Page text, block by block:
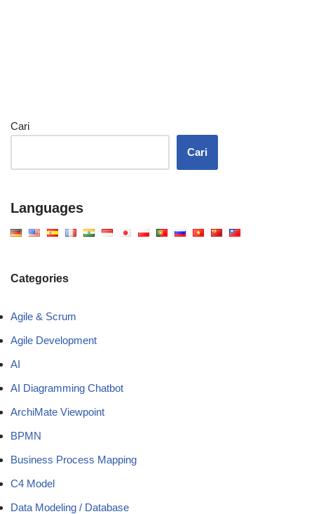
Cari
Cari
Languages
Categories
Agile & Scrum
Agile Development
AI
AI Diagramming Chatbot
ArchiMate Viewpoint
BPMN
Business Process Mapping
C4 Model
Data Modeling / Database